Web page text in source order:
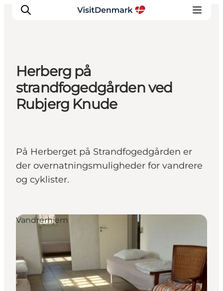
Inspirasjon
Reisemål
Aktiviteter
Herberg på
strandfogedgården ved
Rubjerg Knude
På Herberget på Strandfogedgården er
der overnatningsmuligheder for vandrere
og cyklister.
Vandrerhjem